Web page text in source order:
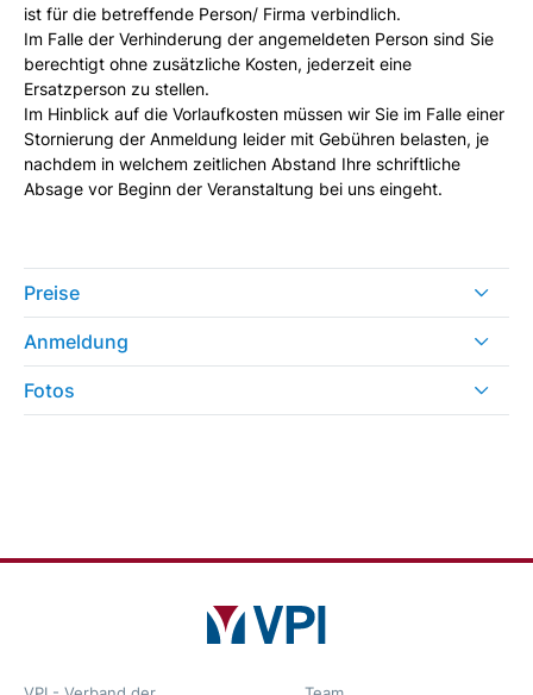
ist für die betreffende Person/ Firma verbindlich.
Im Falle der Verhinderung der angemeldeten Person sind Sie
berechtigt ohne zusätzliche Kosten, jederzeit eine
Ersatzperson zu stellen.
Im Hinblick auf die Vorlaufkosten müssen wir Sie im Falle einer
Stornierung der Anmeldung leider mit Gebühren belasten, je
nachdem in welchem zeitlichen Abstand Ihre schriftliche
Absage vor Beginn der Veranstaltung bei uns eingeht.
Preise
Anmeldung
Fotos